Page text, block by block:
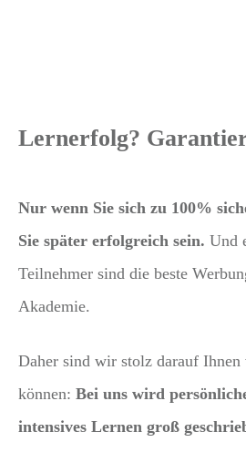
Lernerfolg?
Nur wenn Sie sich zu 100%
Sie später erfolgreich sein. Und
Teilnehmer sind die beste
Akademie.
Daher sind wir stolz darauf Ihnen
können: Bei uns wird
intensives Lernen groß